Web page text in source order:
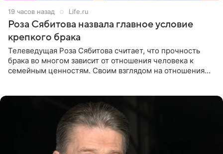
19 часов назад Life.ru
Роза Сябитова назвала главное условие
крепкого брака
Телеведущая Роза Сябитова считает, что прочность
брака во многом зависит от отношения человека к
семейным ценностям. Своим взглядом на отношения